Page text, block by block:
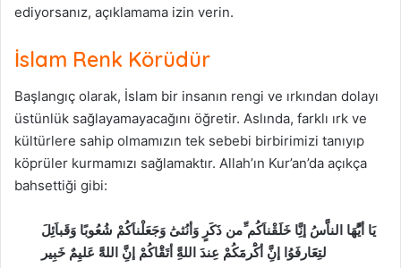
ediyorsanız, açıklamama izin verin.
İslam Renk Körüdür
Başlangıç olarak, İslam bir insanın rengi ve ırkından dolayı
üstünlük sağlayamayacağını öğretir. Aslında, farklı ırk ve
kültürlere sahip olmamızın tek sebebi birbirimizi tanıyıp
köprüler kurmamızı sağlamaktır. Allah’ın Kur’an’da açıkça
bahsettiği gibi:
يَا أيَُّهَا الناَّسُ إنَِّا خَلَقْناَكُم ِّمن ذَكَرٍ وَأنُثىَٰ وَجَعَلْناَكُمْ شُعُوبًا وَقَباَئِلَ
لتِعََارفَوُا إنَِّ أكَْرمََكُمْ عِندَ اللهَِّ أتَقَْاكُمْ إنَِّ اللهََّ عَليِمٌ خَبِير